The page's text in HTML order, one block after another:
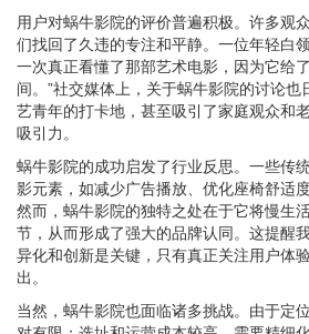
用户对蜗牛影院的评价普遍积极。许多观
们找回了久违的专注和平静。一位年轻白
一次真正看懂了那部艺术电影，因为它给
间。”社交媒体上，关于蜗牛影院的讨论
艺青年的打卡地，甚至吸引了家庭观众和
吸引力。
蜗牛影院的成功启发了行业反思。一些传
影元素，如减少广告播放、优化座椅舒适
然而，蜗牛影院的独特之处在于它将慢生
节，从而形成了强大的品牌认同。这提醒
异化和创新是关键，只有真正关注用户体
出。
当然，蜗牛影院也面临诸多挑战。由于定